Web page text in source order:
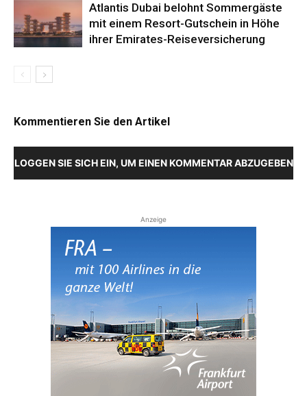
Atlantis Dubai belohnt Sommergäste
mit einem Resort-Gutschein in Höhe
ihrer Emirates-Reiseversicherung
Kommentieren Sie den Artikel
LOGGEN SIE SICH EIN, UM EINEN KOMMENTAR ABZUGEBEN
Anzeige